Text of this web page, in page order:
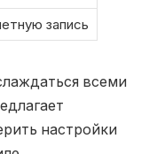
запись
всеми
настройки